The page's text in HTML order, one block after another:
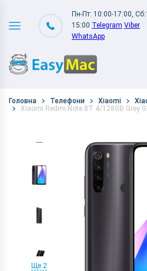
Пн-Пт: 10:00-17:00,
15:00 Telegram Viber
WhatsApp
Головна Телефони Xiaomi
Xiaomi Redmi Note 8T 4/128GB Grey
Ще 2